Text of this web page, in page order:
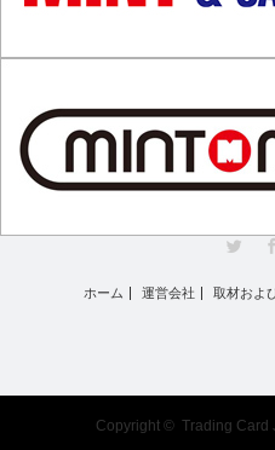
ホーム 運営会社 取材およ
Copyright © Trading Card